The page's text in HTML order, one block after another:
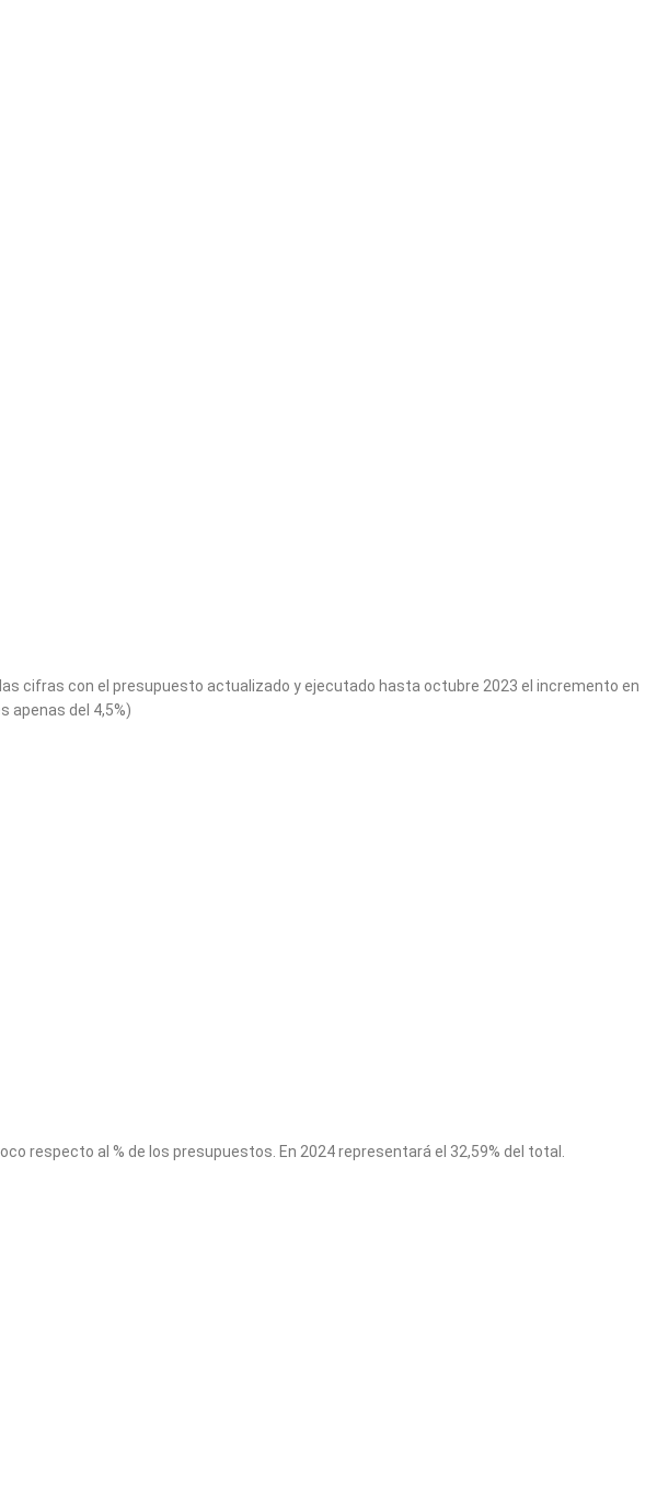
cifras con el presupuesto actualizado y ejecutado hasta octubre 2023 el incremento en
apenas del 4,5%)
respecto al % de los presupuestos. En 2024 representará el 32,59% del total.